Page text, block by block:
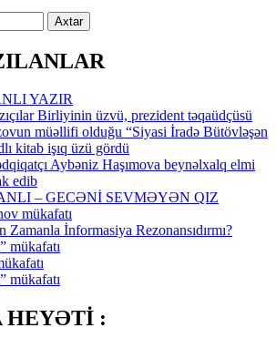
YAZIR
Birliyinin üzvü, prezident təqaüdçüsü
müəllifi olduğu “Siyasi İradə Bütövləşən
kitab işıq üzü gördü
Aybəniz Haşımova beynəlxalq elmi
edib
– GECƏNİ SEVMƏYƏN QIZ
mükafatı
Zamanla İnformasiya Rezonansıdırmı?
mükafatı
mükafatı
HEYƏTİ :